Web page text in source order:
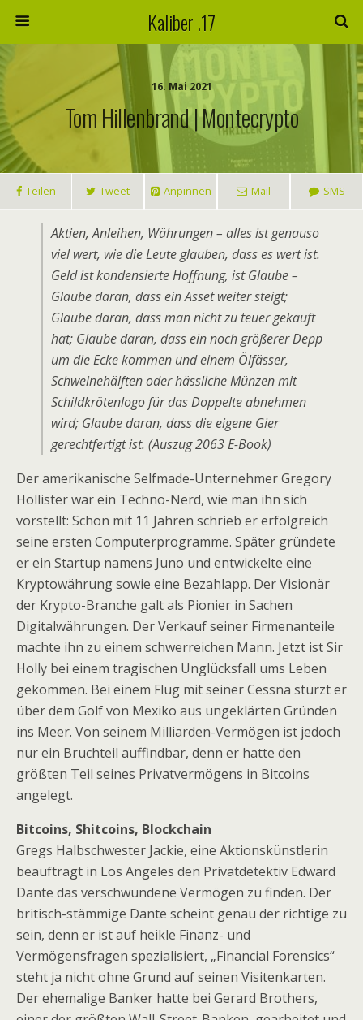
Kaliber .17
16. Mai 2021
Tom Hillenbrand | Montecrypto
Teilen Tweet Anpinnen Mail SMS
Aktien, Anleihen, Währungen – alles ist genauso
viel wert, wie die Leute glauben, dass es wert ist.
Geld ist kondensierte Hoffnung, ist Glaube –
Glaube daran, dass ein Asset weiter steigt;
Glaube daran, dass man nicht zu teuer gekauft
hat; Glaube daran, dass ein noch größerer Depp
um die Ecke kommen und einem Ölfässer,
Schweinehälften oder hässliche Münzen mit
Schildkrötenlogo für das Doppelte abnehmen
wird; Glaube daran, dass die eigene Gier
gerechtfertigt ist. (Auszug 2063 E-Book)
Der amerikanische Selfmade-Unternehmer Gregory
Hollister war ein Techno-Nerd, wie man ihn sich
vorstellt: Schon mit 11 Jahren schrieb er erfolgreich
seine ersten Computerprogramme. Später gründete
er ein Startup namens Juno und entwickelte eine
Kryptowährung sowie eine Bezahlapp. Der Visionär
der Krypto-Branche galt als Pionier in Sachen
Digitalwährungen. Der Verkauf seiner Firmenanteile
machte ihn zu einem schwerreichen Mann. Jetzt ist Sir
Holly bei einem tragischen Unglücksfall ums Leben
gekommen. Bei einem Flug mit seiner Cessna stürzt er
über dem Golf von Mexiko aus ungeklärten Gründen
ins Meer. Von seinem Milliarden-Vermögen ist jedoch
nur ein Bruchteil auffindbar, denn er hatte den
größten Teil seines Privatvermögens in Bitcoins
angelegt.
Bitcoins, Shitcoins, Blockchain
Gregs Halbschwester Jackie, eine Aktionskünstlerin
beauftragt in Los Angeles den Privatdetektiv Edward
Dante das verschwundene Vermögen zu finden. Der
britisch-stämmige Dante scheint genau der richtige zu
sein, denn er ist auf heikle Finanz- und
Vermögensfragen spezialisiert, „Financial Forensics“
steht ja nicht ohne Grund auf seinen Visitenkarten.
Der ehemalige Banker hatte bei Gerard Brothers,